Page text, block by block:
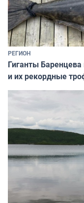
РЕГИОН
Гиганты
и их рекордные